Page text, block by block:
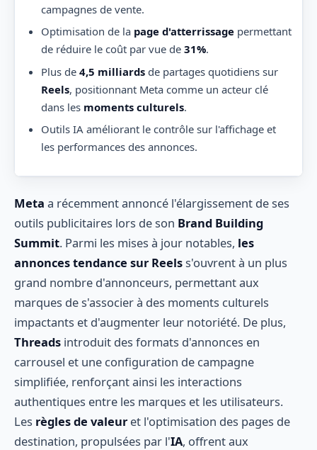
campagnes de vente.
Optimisation de la page d'atterrissagepermettant
de réduire le coût par vue de 31%.
Plus de 4,5 milliardsde partages quotidiens sur
Reels, positionnant Meta comme un acteur clé
dans les moments culturels.
Outils IA améliorant le contrôle sur l'affichage et
les performances des annonces.
Meta a récemment annoncé l'élargissement de ses
outils publicitaires lors de son Brand Building
Summit. Parmi les mises à jour notables, les
annonces tendance sur Reelss'ouvrent à un plus
grand nombre d'annonceurs, permettant aux
marques de s'associer à des moments culturels
impactants et d'augmenter leur notoriété. De plus,
Threads introduit des formats d'annonces en
carrousel et une configuration de campagne
simplifiée, renforçant ainsi les interactions
authentiques entre les marques et les utilisateurs.
Les règles de valeur et l'optimisation des pages de
destination, propulsées par l'IA, offrent aux